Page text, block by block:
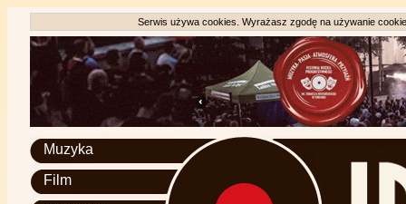
Serwis używa cookies. Wyrażasz zgodę na używanie
Muzyka
Film